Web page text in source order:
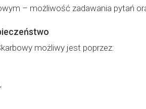
– możliwość zadawania pytań
możliwy jest poprzez: